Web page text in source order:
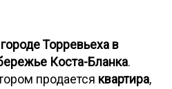
Торревьеха в
Коста-Бланка.
продается квартира,